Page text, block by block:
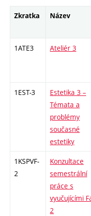
Zkratka Název
1ATE3 Ateliér 3
1EST-3
Estetika 3 –
Témata a
problémy
současné
estetiky
1KSPVF-
2
Konzultace
semestrální
práce s
vyučujícími
2